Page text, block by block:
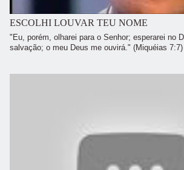
ESCOLHI LOUVAR TEU NOME
"Eu, porém, olharei para o Senhor; esperarei no
salvação; o meu Deus me ouvirá." (Miquéias 7:7)